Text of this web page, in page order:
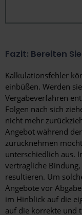
Fazit: Bereiten
Kalkulationsfehler
einbüßen. Werden
Vergabeverfahren
Folgen nach sich
nicht mehr
Angebot während
zurücknehmen
unterschiedlich aus.
vertragliche
resultieren. Um
Angebote vor
im Hinblick auf die
auf die korrekte und